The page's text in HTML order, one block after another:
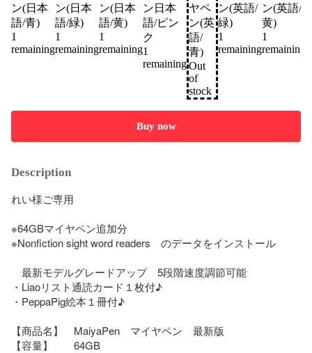
ン(日本
語/青)
1
remaining
ン(日本
語/緑)
1
remaining
ン(日本
語/黄)
1
remaining
ン日本
語/ピン
ク
1
remaining
ヤペ
ン(英
語/
青)
Out
of
stock
ン(英語/
緑)
1
remaining
ン(英語/
黄)
1
remaining
Buy now
Description
れい様ご専用
※64GBマイヤペン追加分
※Nonfiction sight word readers　のデータをインストール
最新モデルグレードアップ　5段階速度調節可能
・Liaoリスト通読カード１枚付♪
・PeppaPig絵本１冊付♪
【商品名】　MaiyaPen　マイヤペン　最新版
【容量】　　64GB